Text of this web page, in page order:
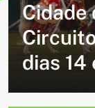
volta e
em